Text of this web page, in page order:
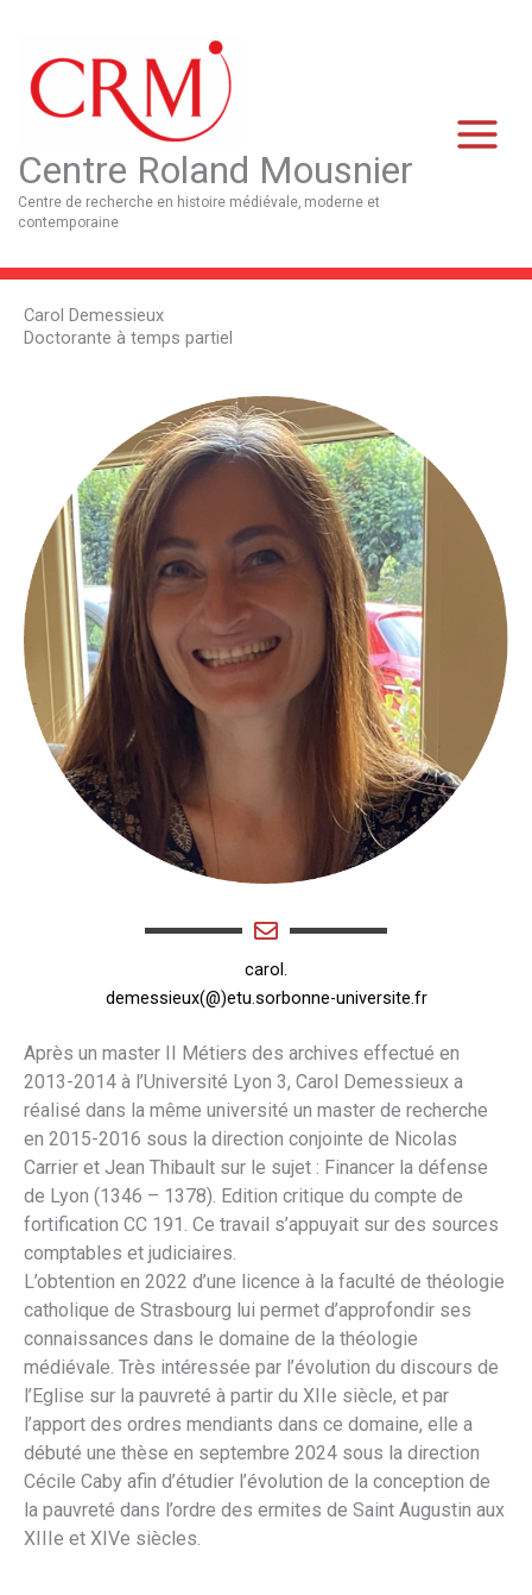
contenu
Centre Roland Mousnier
Centre de recherche en histoire médiévale, moderne et
contemporaine
Carol Demessieux
Doctorante à temps partiel
carol.
demessieux(@)etu.sorbonne-universite.fr
Après un master II Métiers des archives effectué en
2013-2014 à l’Université Lyon 3, Carol Demessieux a
réalisé dans la même université un master de recherche
en 2015-2016 sous la direction conjointe de Nicolas
Carrier et Jean Thibault sur le sujet : Financer la défense
de Lyon (1346 – 1378). Edition critique du compte de
fortification CC 191. Ce travail s’appuyait sur des sources
comptables et judiciaires.
L’obtention en 2022 d’une licence à la faculté de théologie
catholique de Strasbourg lui permet d’approfondir ses
connaissances dans le domaine de la théologie
médiévale. Très intéressée par l’évolution du discours de
l’Eglise sur la pauvreté à partir du XIIe siècle, et par
l’apport des ordres mendiants dans ce domaine, elle a
débuté une thèse en septembre 2024 sous la direction
Cécile Caby afin d’étudier l’évolution de la conception de
la pauvreté dans l’ordre des ermites de Saint Augustin aux
XIIIe et XIVe siècles.